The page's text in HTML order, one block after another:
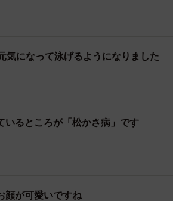
気になって泳げるようになりました
いるところが「松かさ病」です
顔が可愛いですね